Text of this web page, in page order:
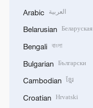
Arabic العربية
Belarusian Беларуская
Bengali বাংলা
Bulgarian Български
Cambodian ខ្មែរ
Croatian Hrvatski